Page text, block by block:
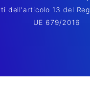
dell'articolo 13 del
UE 679/2016